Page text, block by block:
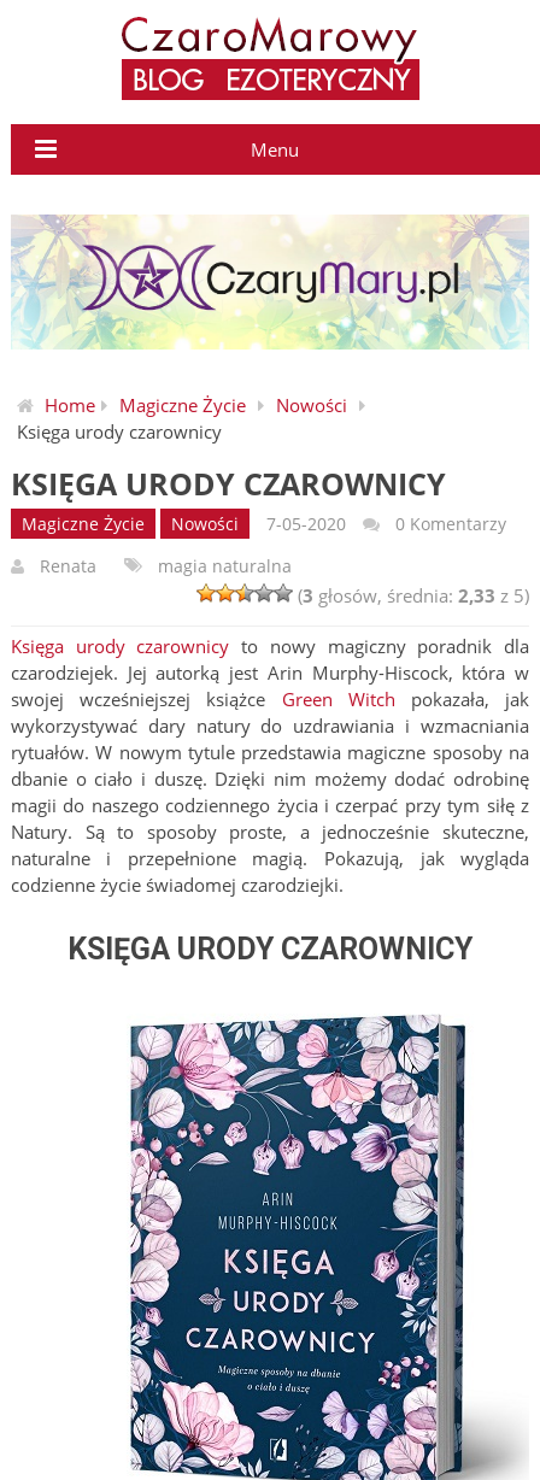
Menu
Home Magiczne Życie
Nowości
Księga urody czarownicy
KSIĘGA URODY CZAROWNICY
Magiczne Życie Nowości 7-05-2020
0 Komentarzy
Renata
magia naturalna
(3 głosów, średnia:2,33 z 5)
Księga urody czarownicy to nowy magiczny poradnik dla
czarodziejek. Jej autorką jest Arin Murphy-Hiscock, która w
swojej wcześniejszej książce Green Witch pokazała, jak
wykorzystywać dary natury do uzdrawiania i wzmacniania
rytuałów. W nowym tytule przedstawia magiczne sposoby na
dbanie o ciało i duszę. Dzięki nim możemy dodać odrobinę
magii do naszego codziennego życia i czerpać przy tym siłę z
Natury. Są to sposoby proste, a jednocześnie skuteczne,
naturalne i przepełnione magią. Pokazują, jak wygląda
codzienne życie świadomej czarodziejki.
KSIĘGA URODY CZAROWNICY